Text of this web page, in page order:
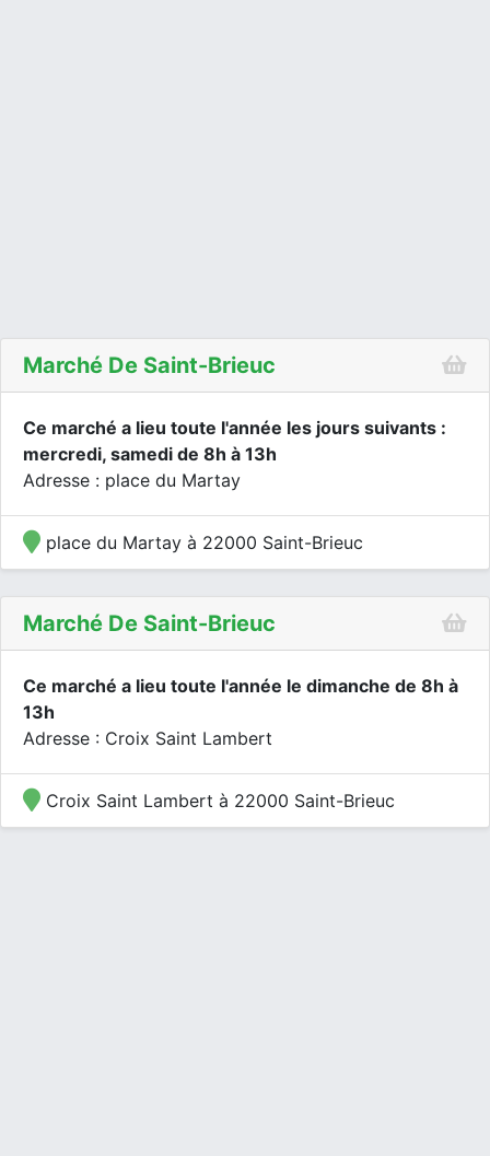
Marché De Saint-Brieuc
Ce marché a lieu toute l'année les jours suivants :
mercredi, samedi de 8h à 13h
Adresse : place du Martay
place du Martay à 22000 Saint-Brieuc
Marché De Saint-Brieuc
Ce marché a lieu toute l'année le dimanche de 8h à
13h
Adresse : Croix Saint Lambert
Croix Saint Lambert à 22000 Saint-Brieuc